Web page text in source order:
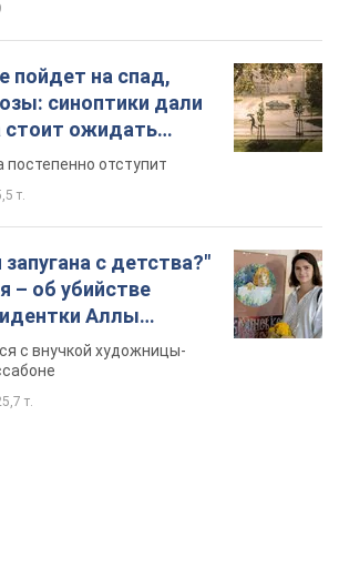
пойдет на спад,
синоптики дали
стоит ожидать
отступит
т.
с детства?"
– об убийстве
Аллы
сына Стуса и
с пятью
с внучкой художницы-
т.